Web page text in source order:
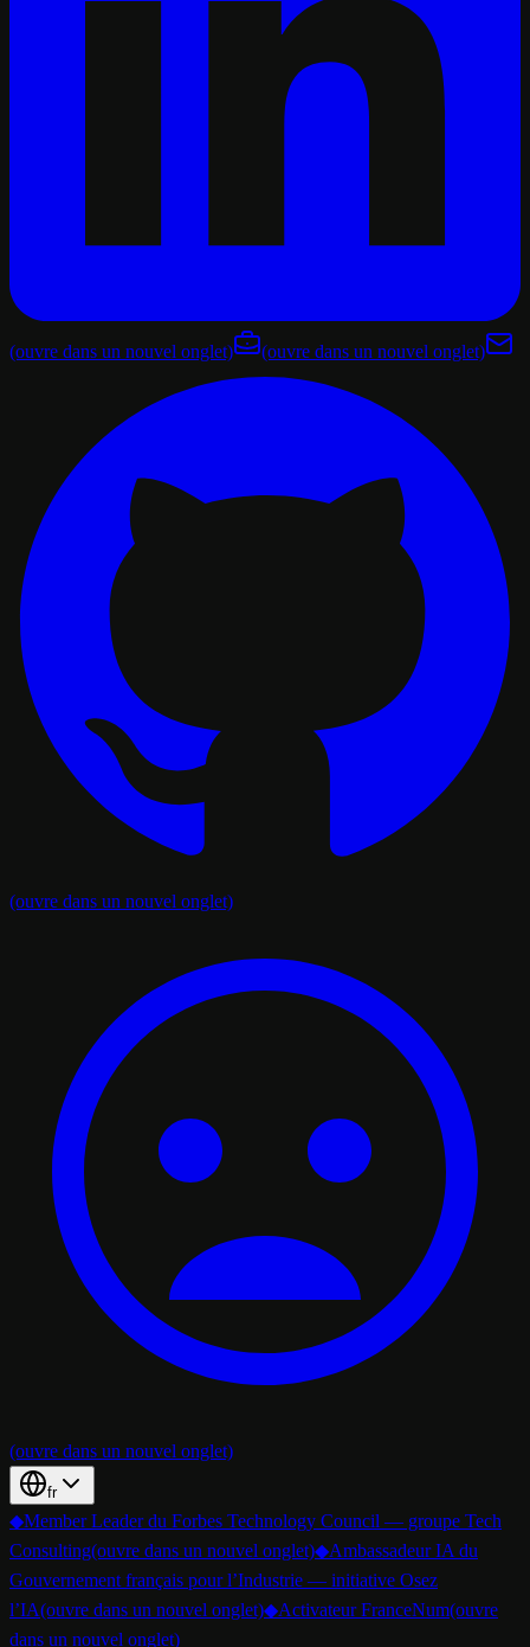
(ouvre dans un nouvel onglet) (ouvre dans un nouvel onglet)
(ouvre dans un nouvel onglet)
(ouvre dans un nouvel onglet)
fr
◆Member Leader du Forbes Technology Council — groupe Tech
Consulting(ouvre dans un nouvel onglet)◆Ambassadeur IA du
Gouvernement français pour l’Industrie — initiative Osez
l’IA(ouvre dans un nouvel onglet)◆Activateur FranceNum(ouvre
dans un nouvel onglet)